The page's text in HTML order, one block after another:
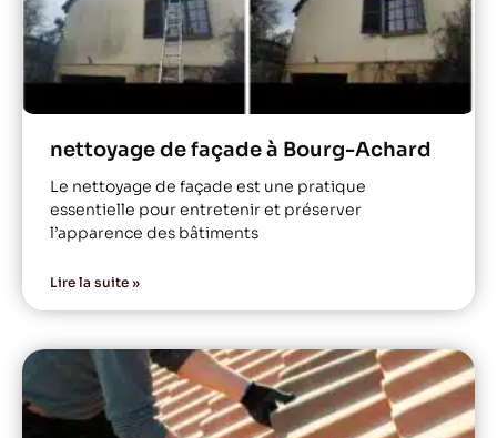
nettoyage de façade à Bourg-Achard
Le nettoyage de façade est une pratique
essentielle pour entretenir et préserver
l’apparence des bâtiments
Lire la suite »